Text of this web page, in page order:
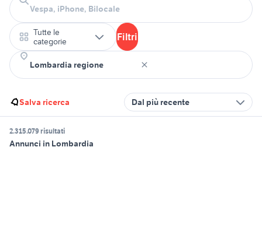
Tutte le
categorie
Filtri
Salva ricerca Dal più recente
2.315.079 risultati
Annunci in Lombardia